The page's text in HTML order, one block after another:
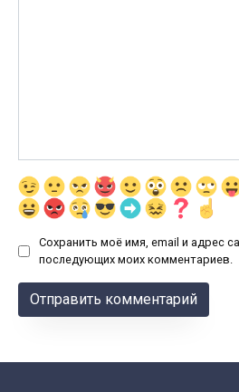
Сохранить моё имя, email и адрес
последующих моих комментариев.